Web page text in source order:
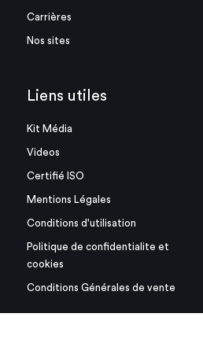
Carrières
Nos sites
Liens utiles
Kit Média
Videos
Certifié ISO
Mentions Légales
Conditions d'utilisation
Politique de confidentialite et
cookies
Conditions Générales de vente